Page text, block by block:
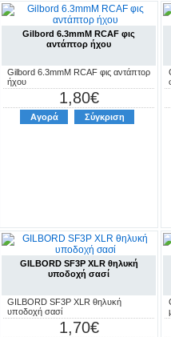
Gilbord 6.3mmM RCAF φις
αντάπτορ ήχου
Gilbord 6.3mmM RCAF φις αντάπτορ
ήχου
1,80€
Αγορά Σύγκριση
GILBORD SF3P XLR θηλυκή
υποδοχή σασί
GILBORD SF3P XLR θηλυκή
υποδοχή σασί
1,70€